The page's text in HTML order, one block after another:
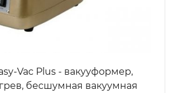
Vac Plus - вакууформер,
бесшумная вакуумная